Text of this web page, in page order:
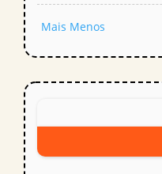
Mais Menos